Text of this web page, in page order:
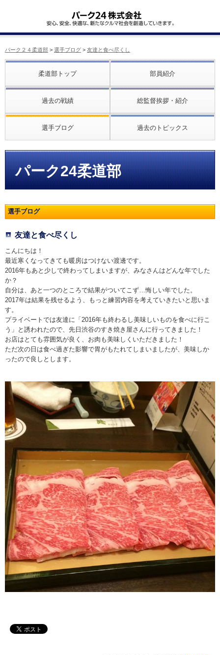
パーク２４柔道部 > 選手ブログ > 友達と食べ尽くし
柔道部トップ 部員紹介
過去の戦績 総監督挨拶・紹介
選手ブログ 過去のトピックス
パーク24柔道部
選手ブログ
友達と食べ尽くし
こんにちは！
最近寒くなってきても暖房はつけない渡邊です。
2016年もあと少しで終わってしまいますが、みなさんはどんな年でした
か？
自分は、あと一つのところで結果がついてこず…悔しい年でした。
2017年は結果を残せるよう、もっと練習内容を考えていきたいと思いま
す。
プライベートでは友達に「2016年も終わるし美味しいものを食べに行こ
う」と誘われたので、先日渋谷のすき焼き屋さんに行ってきました！
お店はとても雰囲気が良く、お肉も美味しくいただきました！
ただ次の日は食べ過ぎた影響で胃がもたれてしまいましたが、美味しか
ったので良しとします。